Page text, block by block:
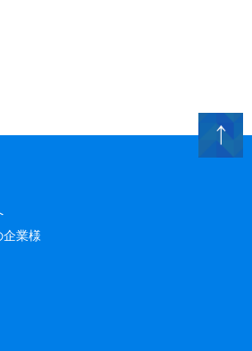
企業様